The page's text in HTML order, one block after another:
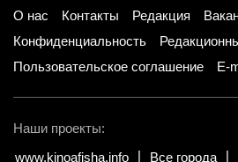
О нас Контакты Редакция
Конфиденциальность
Пользовательское соглашение
E-
Наши проекты:
www.kinoafisha.info
Все города